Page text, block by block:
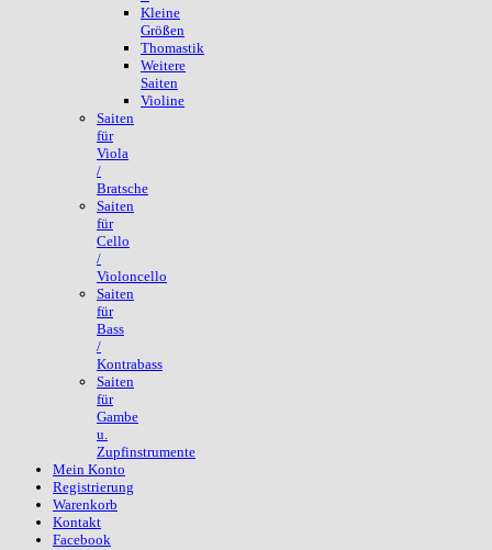
Kleine
Größen
Thomastik
Weitere
Saiten
Violine
Saiten
für
Viola
/
Bratsche
Saiten
für
Cello
/
Violoncello
Saiten
für
Bass
/
Kontrabass
Saiten
für
Gambe
u.
Zupfinstrumente
Mein Konto
Registrierung
Warenkorb
Kontakt
Facebook